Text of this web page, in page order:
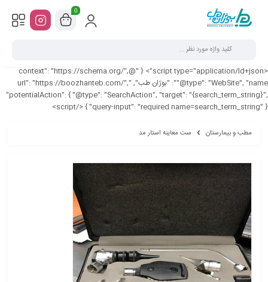
<script type="application/ld+json"> { "@context": "https://schema.org/",
"@type": "WebSite", "name": "بوژان طب", "url": "https://boozhanteb.com/",
"potentialAction": { "@type": "SearchAction", "target": "{search_term_string}",
"query-input": "required name=search_term_string" } } </script>
0
مطب و بیمارستان ست معاینه استار مد